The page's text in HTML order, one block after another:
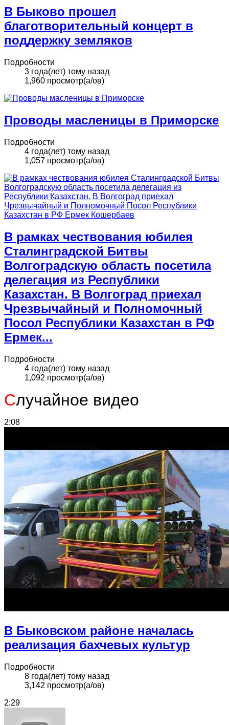
В Быково прошел
благотворительный концерт в
поддержку земляков
Подробности
3 года(лет) тому назад
1,960 просмотр(а/ов)
Проводы масленицы в Приморске
Подробности
4 года(лет) тому назад
1,057 просмотр(а/ов)
В рамках чествования юбилея
Сталинградской Битвы
Волгоградскую область посетила
делегация из Республики
Казахстан. В Волгоград приехал
Чрезвычайный и Полномочный
Посол Республики Казахстан в РФ
Ермек...
Подробности
4 года(лет) тому назад
1,092 просмотр(а/ов)
Случайное видео
2:08
В Быковском районе началась
реализация бахчевых культур
Подробности
8 года(лет) тому назад
3,142 просмотр(а/ов)
2:29